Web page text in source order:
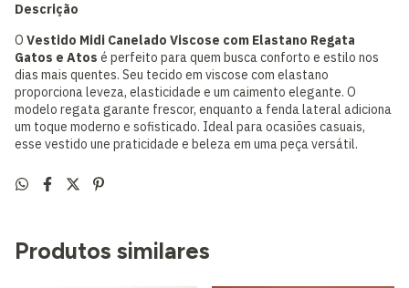
Descrição
O Vestido Midi Canelado Viscose com Elastano Regata
Gatos e Atos é perfeito para quem busca conforto e estilo nos
dias mais quentes. Seu tecido em viscose com elastano
proporciona leveza, elasticidade e um caimento elegante. O
modelo regata garante frescor, enquanto a fenda lateral adiciona
um toque moderno e sofisticado. Ideal para ocasiões casuais,
esse vestido une praticidade e beleza em uma peça versátil.
Produtos similares